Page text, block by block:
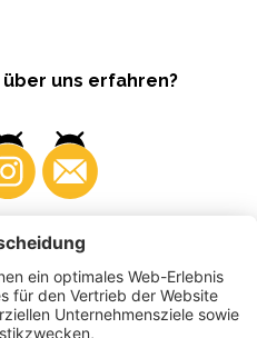
uns erfahren?
Produzenten